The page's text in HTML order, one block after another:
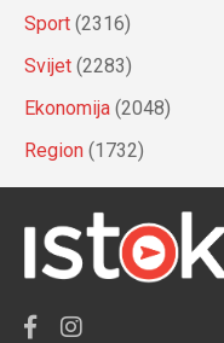
Sport (2316)
Svijet (2283)
Ekonomija (2048)
Region (1732)